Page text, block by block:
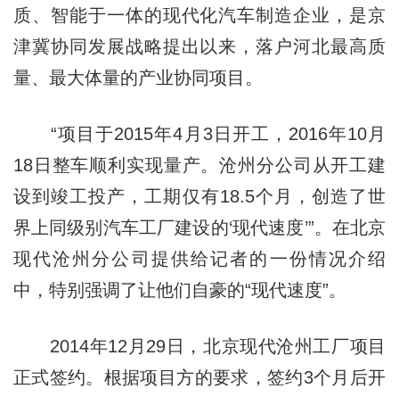
质、智能于一体的现代化汽车制造企业，是京
津冀协同发展战略提出以来，落户河北最高质
量、最大体量的产业协同项目。
“项目于2015年4月3日开工，2016年10月
18日整车顺利实现量产。沧州分公司从开工建
设到竣工投产，工期仅有18.5个月，创造了世
界上同级别汽车工厂建设的‘现代速度’”。在北京
现代沧州分公司提供给记者的一份情况介绍
中，特别强调了让他们自豪的“现代速度”。
2014年12月29日，北京现代沧州工厂项目
正式签约。根据项目方的要求，签约3个月后开